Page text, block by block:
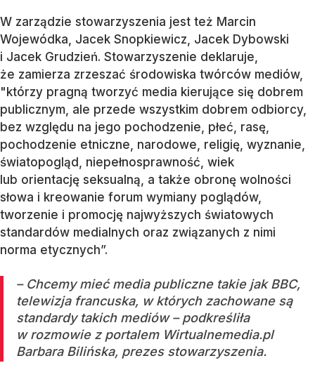
W zarządzie stowarzyszenia jest też Marcin
Wojewódka, Jacek Snopkiewicz, Jacek Dybowski
i Jacek Grudzień. Stowarzyszenie deklaruje,
że zamierza zrzeszać środowiska twórców mediów,
"którzy pragną tworzyć media kierujące się dobrem
publicznym, ale przede wszystkim dobrem odbiorcy,
bez względu na jego pochodzenie, płeć, rasę,
pochodzenie etniczne, narodowe, religię, wyznanie,
światopogląd, niepełnosprawność, wiek
lub orientację seksualną, a także obronę wolności
słowa i kreowanie forum wymiany poglądów,
tworzenie i promocję najwyższych światowych
standardów medialnych oraz związanych z nimi
norma etycznych”.
– Chcemy mieć media publiczne takie jak BBC,
telewizja francuska, w których zachowane są
standardy takich mediów – podkreśliła
w rozmowie z portalem Wirtualnemedia.pl
Barbara Bilińska, prezes stowarzyszenia.